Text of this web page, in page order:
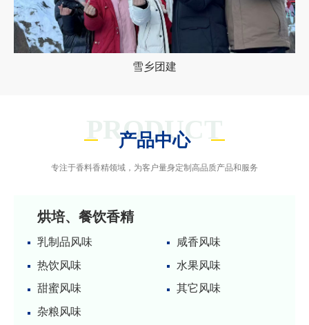
雪乡团建
PRODUCT
产品中心
专注于香料香精领域，为客户量身定制高品质产品和服务
烘培、餐饮香精
乳制品风味
咸香风味
热饮风味
水果风味
甜蜜风味
其它风味
杂粮风味